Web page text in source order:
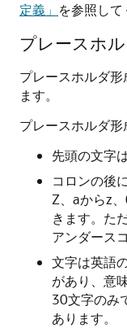
定義」 を参照し
プレースホ
プレースホルダ
ます。
プレースホルダ形
先頭の文字
コロンの後
Z、aからz
きます。た
アンダース
文字は英語
があり、意
30文字のみ
あります。